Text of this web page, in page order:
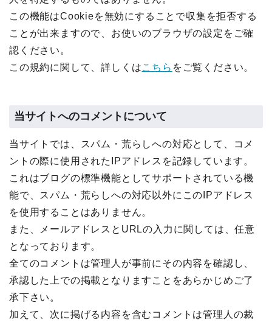
この機能はCookieを無効にすることで収集を拒否する
ことが出来ますので、お使いのブラウザの設定をご確
認ください。
この規約に関して、詳しくはこちら をご覧ください。
当サイトへのコメントについて
当サイトでは、スパム・荒らしへの対応として、コメ
ントの際に使用されたIPアドレスを記録しています。
これはブログの標準機能としてサポートされている機
能で、スパム・荒らしへの対応以外にこのIPアドレス
を使用することはありません。
また、メールアドレスとURLの入力に関しては、任意
となっております。
全てのコメントは管理人が事前にその内容を確認し、
承認した上での掲載となりますことをあらかじめご了
承下さい。
加えて、次に掲げる内容を含むコメントは管理人の裁